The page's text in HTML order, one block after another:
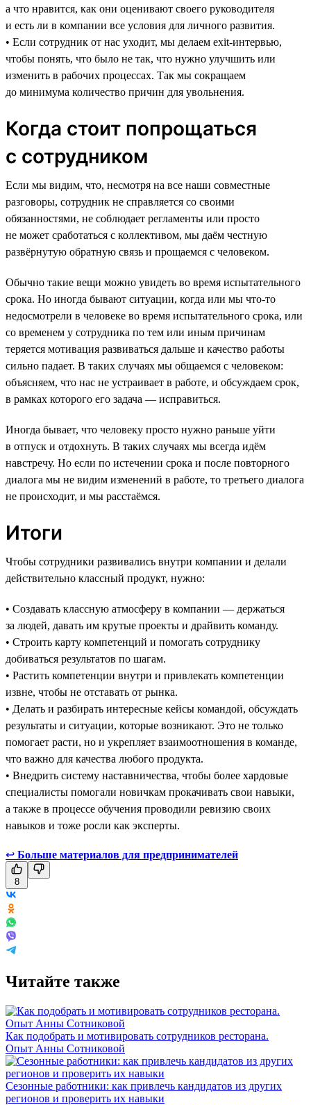
а что нравится, как они оценивают своего руководителя
и есть ли в компании все условия для личного развития.
• Если сотрудник от нас уходит, мы делаем exit-интервью,
чтобы понять, что было не так, что нужно улучшить или
изменить в рабочих процессах. Так мы сокращаем
до минимума количество причин для увольнения.
Когда стоит попрощаться
с сотрудником
Если мы видим, что, несмотря на все наши совместные
разговоры, сотрудник не справляется со своими
обязанностями, не соблюдает регламенты или просто
не может сработаться с коллективом, мы даём честную
развёрнутую обратную связь и прощаемся с человеком.
Обычно такие вещи можно увидеть во время испытательного
срока. Но иногда бывают ситуации, когда или мы что-то
недосмотрели в человеке во время испытательного срока, или
со временем у сотрудника по тем или иным причинам
теряется мотивация развиваться дальше и качество работы
сильно падает. В таких случаях мы общаемся с человеком:
объясняем, что нас не устраивает в работе, и обсуждаем срок,
в рамках которого его задача — исправиться.
Иногда бывает, что человеку просто нужно раньше уйти
в отпуск и отдохнуть. В таких случаях мы всегда идём
навстречу. Но если по истечении срока и после повторного
диалога мы не видим изменений в работе, то третьего диалога
не происходит, и мы расстаёмся.
Итоги
Чтобы сотрудники развивались внутри компании и делали
действительно классный продукт, нужно:
• Создавать классную атмосферу в компании — держаться
за людей, давать им крутые проекты и драйвить команду.
• Строить карту компетенций и помогать сотруднику
добиваться результатов по шагам.
• Растить компетенции внутри и привлекать компетенции
извне, чтобы не отставать от рынка.
• Делать и разбирать интересные кейсы командой, обсуждать
результаты и ситуации, которые возникают. Это не только
помогает расти, но и укрепляет взаимоотношения в команде,
что важно для качества любого продукта.
• Внедрить систему наставничества, чтобы более хардовые
специалисты помогали новичкам прокачивать свои навыки,
а также в процессе обучения проводили ревизию своих
навыков и тоже росли как эксперты.
↩ Больше материалов для предпринимателей
8
Читайте также
Как подобрать и мотивировать сотрудников ресторана.
Опыт Анны Сотниковой
Сезонные работники: как привлечь кандидатов из других
регионов и проверить их навыки